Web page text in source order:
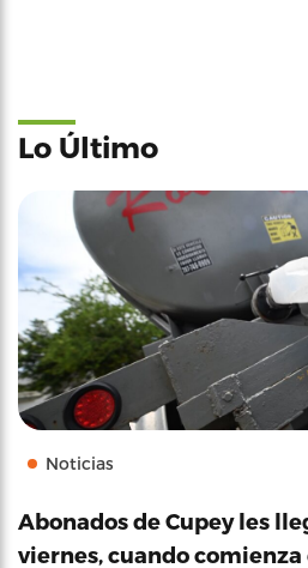
Lo Último
Noticias
Abonados de Cupey les
viernes, cuando